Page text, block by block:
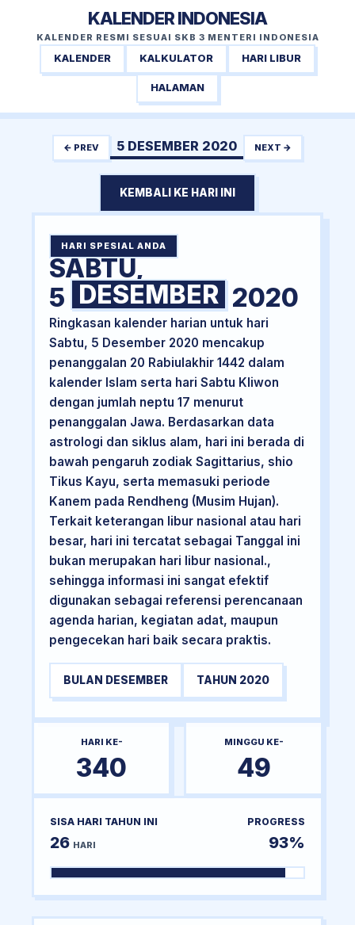
KALENDER INDONESIA
KALENDER RESMI SESUAI SKB 3 MENTERI INDONESIA
KALENDER KALKULATOR HARI LIBUR
HALAMAN
← PREV 5 DESEMBER 2020 NEXT →
KEMBALI KE HARI INI
HARI SPESIAL ANDA
SABTU,
5 DESEMBER 2020
Ringkasan kalender harian untuk hari
Sabtu, 5 Desember 2020 mencakup
penanggalan 20 Rabiulakhir 1442 dalam
kalender Islam serta hari Sabtu Kliwon
dengan jumlah neptu 17 menurut
penanggalan Jawa. Berdasarkan data
astrologi dan siklus alam, hari ini berada di
bawah pengaruh zodiak Sagittarius, shio
Tikus Kayu, serta memasuki periode
Kanem pada Rendheng (Musim Hujan).
Terkait keterangan libur nasional atau hari
besar, hari ini tercatat sebagai Tanggal ini
bukan merupakan hari libur nasional.,
sehingga informasi ini sangat efektif
digunakan sebagai referensi perencanaan
agenda harian, kegiatan adat, maupun
pengecekan hari baik secara praktis.
BULAN DESEMBER TAHUN 2020
HARI KE-
340
MINGGU KE-
49
SISA HARI TAHUN INI
26 HARI
PROGRESS
93%